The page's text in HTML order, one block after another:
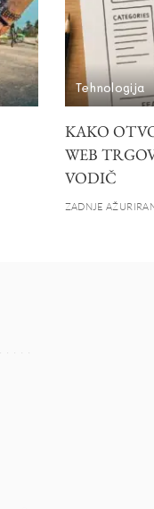
Tehnologija
KAKO
WEB
VODIČ
ZADNJE